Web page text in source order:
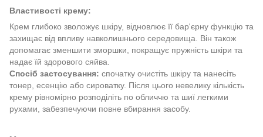
Властивості крему:
Крем глибоко зволожує шкіру, відновлює її бар'єрну функцію та
захищає від впливу навколишнього середовища. Він також
допомагає зменшити зморшки, покращує пружність шкіри та
надає їй здорового сяйва.
Спосіб застосування: спочатку очистіть шкіру та нанесіть
тонер, есенцію або сироватку. Після цього невелику кількість
крему рівномірно розподіліть по обличчю та шиї легкими
рухами, забезпечуючи повне вбирання засобу.